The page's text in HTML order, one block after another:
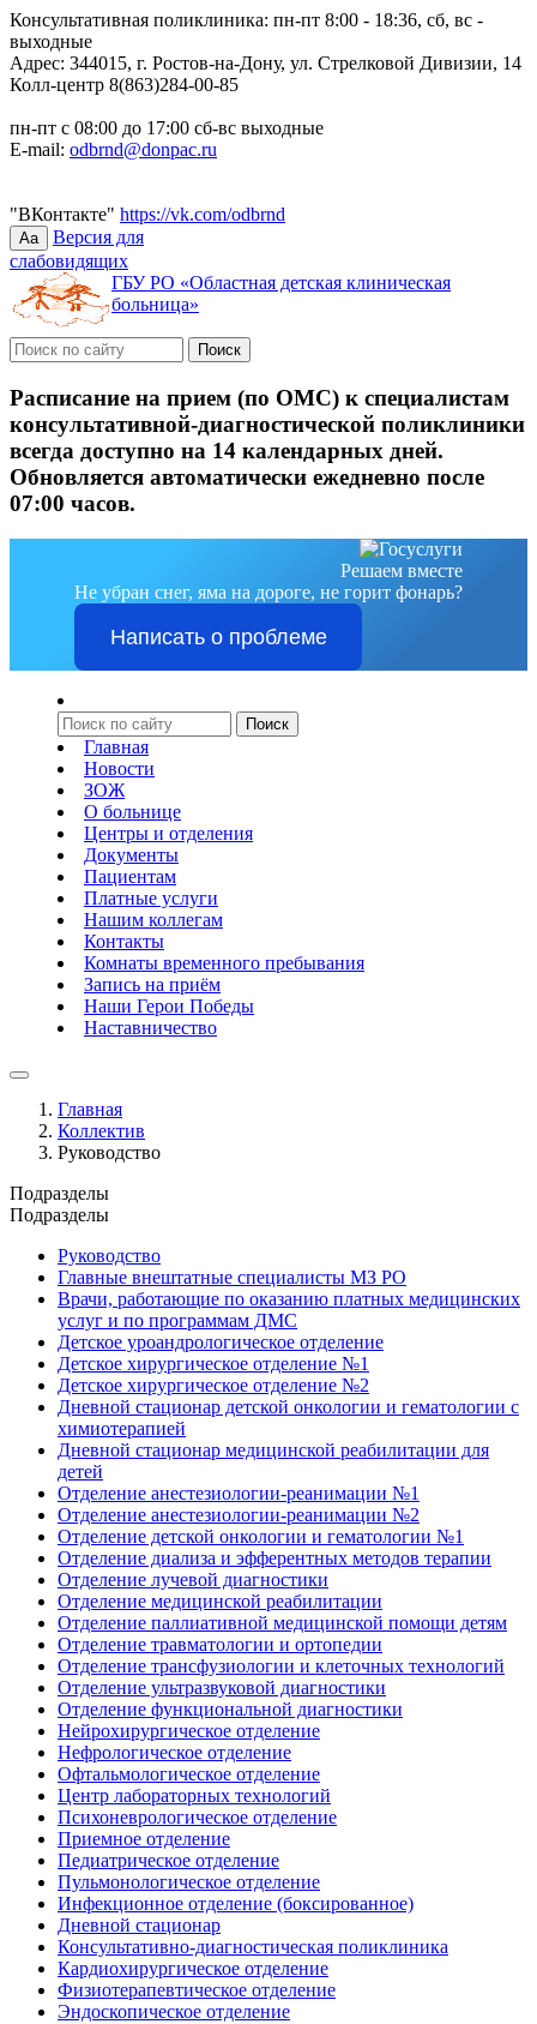
Консультативная поликлиника: пн-пт 8:00 - 18:36, сб, вс -
выходные
Адрес: 344015, г. Ростов-на-Дону, ул. Стрелковой Дивизии, 14
Колл-центр 8(863)284-00-85
пн-пт с 08:00 до 17:00 сб-вс выходные
E-mail: odbrnd@donpac.ru
"ВКонтакте" https://vk.com/odbrnd
Aa
Версия для
слабовидящих
ГБУ РО «Областная детская клиническая
больница»
Расписание на прием (по ОМС) к специалистам
консультативной-диагностической поликлиники
всегда доступно на 14 календарных дней.
Обновляется автоматически ежедневно после
07:00 часов.
Решаем вместе
Не убран снег, яма на дороге, не горит фонарь?
Написать о проблеме
Главная
Новости
ЗОЖ
О больнице
Центры и отделения
Документы
Пациентам
Платные услуги
Нашим коллегам
Контакты
Комнаты временного пребывания
Запись на приём
Наши Герои Победы
Наставничество
Главная
Коллектив
Руководство
Подразделы
Подразделы
Руководство
Главные внештатные специалисты МЗ РО
Врачи, работающие по оказанию платных медицинских
услуг и по программам ДМС
Детское уроандрологическое отделение
Детское хирургическое отделение №1
Детское хирургическое отделение №2
Дневной стационар детской онкологии и гематологии с
химиотерапией
Дневной стационар медицинской реабилитации для
детей
Отделение анестезиологии-реанимации №1
Отделение анестезиологии-реанимации №2
Отделение детской онкологии и гематологии №1
Отделение диализа и эфферентных методов терапии
Отделение лучевой диагностики
Отделение медицинской реабилитации
Отделение паллиативной медицинской помощи детям
Отделение травматологии и ортопедии
Отделение трансфузиологии и клеточных технологий
Отделение ультразвуковой диагностики
Отделение функциональной диагностики
Нейрохирургическое отделение
Нефрологическое отделение
Офтальмологическое отделение
Центр лабораторных технологий
Психоневрологическое отделение
Приемное отделение
Педиатрическое отделение
Пульмонологическое отделение
Инфекционное отделение (боксированное)
Дневной стационар
Консультативно-диагностическая поликлиника
Кардиохирургическое отделение
Физиотерапевтическое отделение
Эндоскопическое отделение